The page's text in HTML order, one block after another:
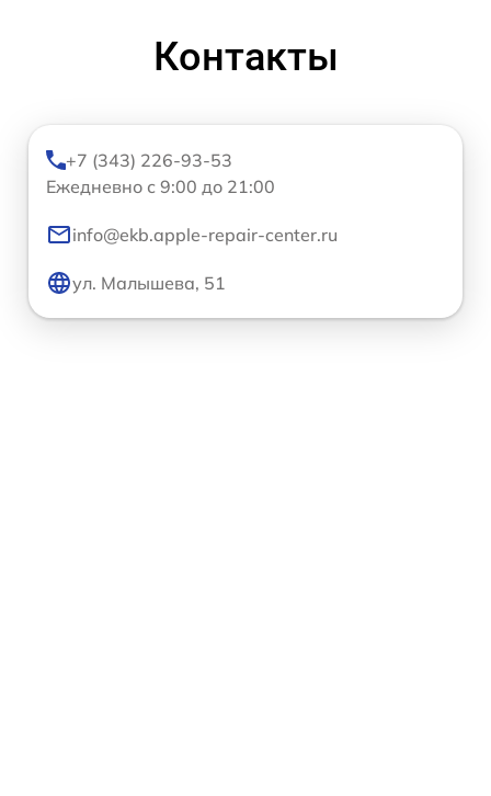
Контакты
+7 (343) 226-93-53
Ежедневно с 9:00 до 21:00
info@ekb.apple-repair-center.ru
ул. Малышева, 51